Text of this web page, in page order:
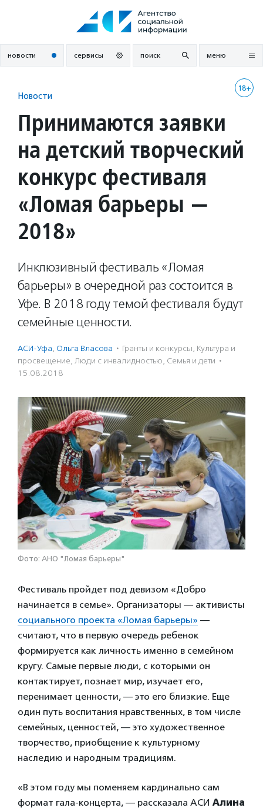
новости сервисы поиск меню
18+
Новости
Принимаются заявки
на детский творческий
конкурс фестиваля
«Ломая барьеры —
2018»
Инклюзивный фестиваль «Ломая
барьеры» в очередной раз состоится в
Уфе. В 2018 году темой фестиваля будут
семейные ценности.
АСИ-Уфа, Ольга Власова · Гранты и конкурсы, Культура и
просвещение, Люди с инвалидностью, Семья и дети ·
15.08.2018
Фото: АНО "Ломая барьеры"
Фестиваль пройдет под девизом «Добро
начинается в семье». Организаторы — активисты
социального проекта «Ломая барьеры» —
считают, что в первую очередь ребенок
формируется как личность именно в семейном
кругу. Самые первые люди, с которыми он
контактирует, познает мир, изучает его,
перенимает ценности, — это его близкие. Еще
один путь воспитания нравственных, в том числе
семейных, ценностей, — это художественное
творчество, приобщение к культурному
наследию и народным традициям.
«В этом году мы поменяем кардинально сам
формат гала-концерта, — рассказала АСИ Алина